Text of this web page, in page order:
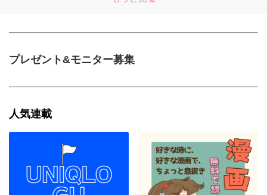
プレゼント&モニター募集
人気連載